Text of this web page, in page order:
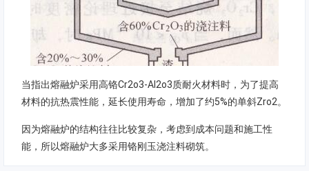
当指出熔融炉采用高铬Cr2o3-Al2o3质耐火材料时，为了提高
材料的抗热震性能，延长使用寿命，增加了约5%的单斜Zro2。
因为熔融炉的结构往往比较复杂，考虑到成本问题和施工性
能，所以熔融炉大多采用铬刚玉浇注料砌筑。